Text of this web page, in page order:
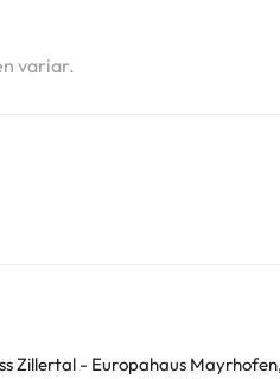
variar.
Zillertal - Europahaus